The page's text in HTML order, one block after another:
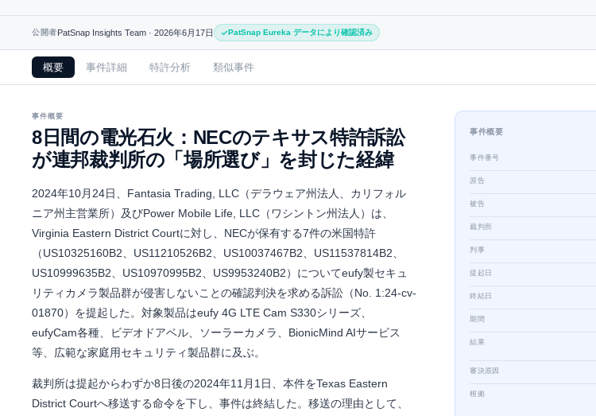
公開者PatSnap Insights Team · 2026年6月17日 PatSnap Eureka データにより確認済み
概要 事件詳細 特許分析 類似事件
事件概要
8日間の電光石火：NECのテキサス特許訴訟
が連邦裁判所の「場所選び」を封じた経緯
2024年10月24日、Fantasia Trading, LLC（デラウェア州法人、カリフォル
ニア州主営業所）及びPower Mobile Life, LLC（ワシントン州法人）は、
Virginia Eastern District Courtに対し、NECが保有する7件の米国特許
（US10325160B2、US11210526B2、US10037467B2、US11537814B2、
US10999635B2、US10970995B2、US9953240B2）についてeufy製セキュ
リティカメラ製品群が侵害しないことの確認判決を求める訴訟（No. 1:24-cv-
01870）を提起した。対象製品はeufy 4G LTE Cam S330シリーズ、
eufyCam各種、ビデオドアベル、ソーラーカメラ、BionicMind AIサービス
等、広範な家庭用セキュリティ製品群に及ぶ。
裁判所は提起からわずか8日後の2024年11月1日、本件をTexas Eastern
District Courtへ移送する命令を下し、事件は終結した。移送の理由として、
事件概要
事件番号
原告
被告
裁判所
判事
提起日
終結日
期間
結果
審決原因
根拠